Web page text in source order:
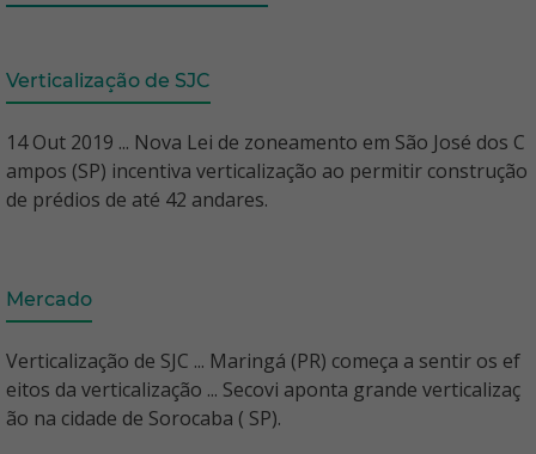
Verticalização de SJC
14 Out 2019 ... Nova Lei de zoneamento em São José dos C
ampos (SP) incentiva verticalização ao permitir construção
de prédios de até 42 andares.
Mercado
Verticalização de SJC ... Maringá (PR) começa a sentir os ef
eitos da verticalização ... Secovi aponta grande verticalizaç
ão na cidade de Sorocaba ( SP).